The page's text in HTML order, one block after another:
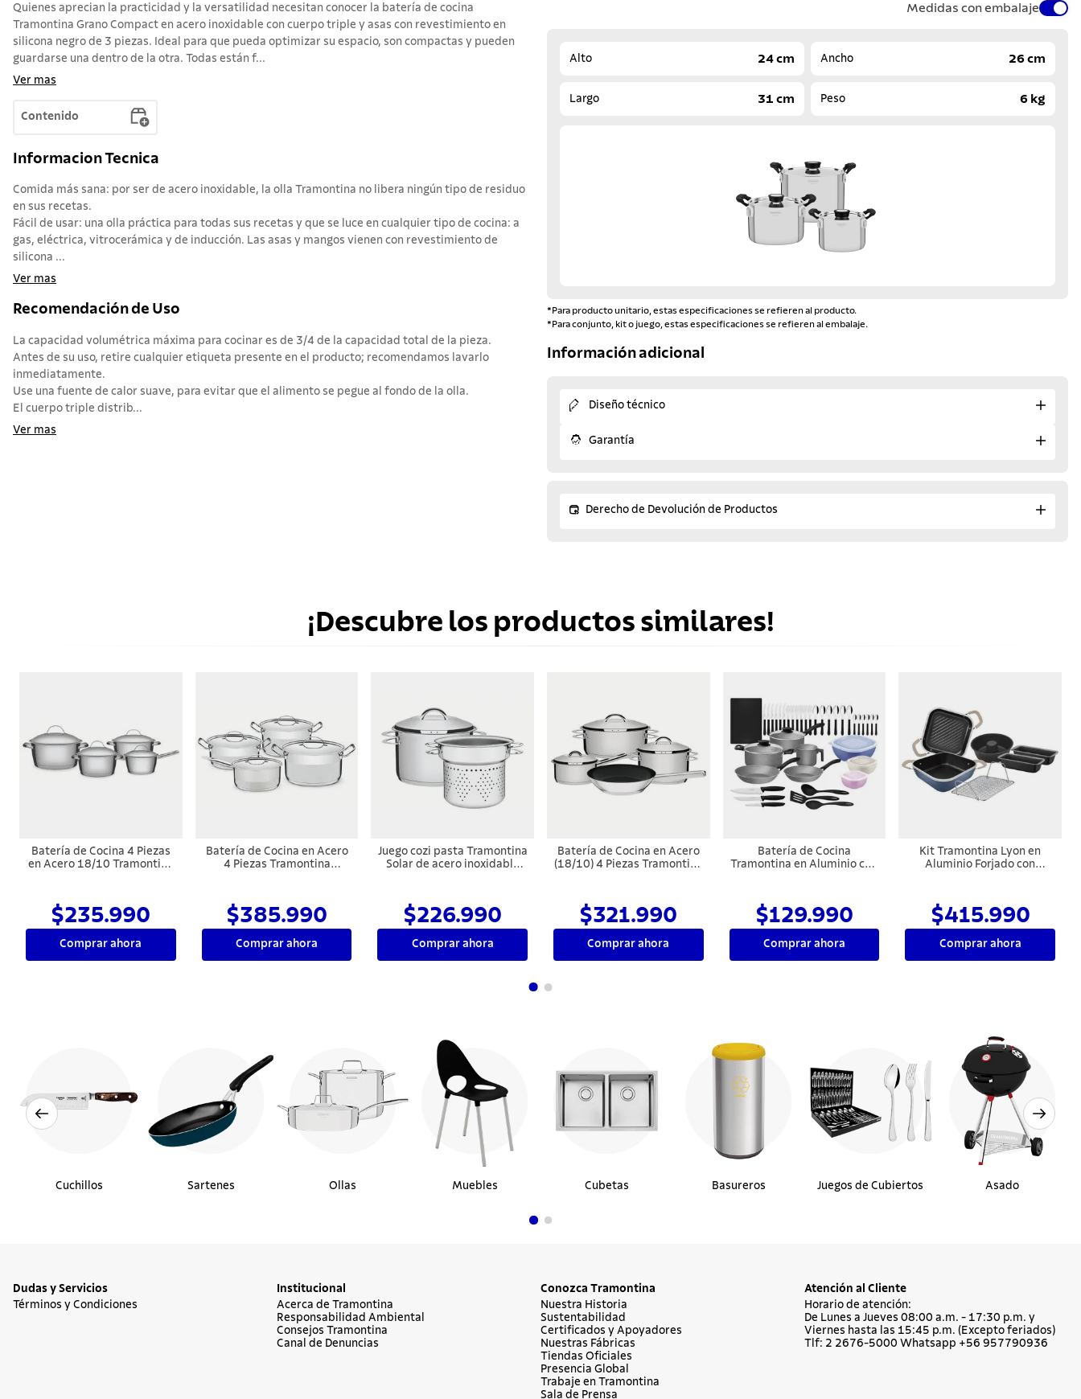
Quienes aprecian la practicidad y la versatilidad necesitan conocer la batería de cocina
Tramontina Grano Compact en acero inoxidable con cuerpo triple y asas con revestimiento en
silicona negro de 3 piezas. Ideal para que pueda optimizar su espacio, son compactas y pueden
guardarse una dentro de la otra. Todas están f...
Ver mas
Contenido
Informacion Tecnica
Comida más sana: por ser de acero inoxidable, la olla Tramontina no libera ningún tipo de residuo
en sus recetas.
Fácil de usar: una olla práctica para todas sus recetas y que se luce en cualquier tipo de cocina: a
gas, eléctrica, vitrocerámica y de inducción. Las asas y mangos vienen con revestimiento de
silicona ...
Ver mas
Recomendación de Uso
La capacidad volumétrica máxima para cocinar es de 3/4 de la capacidad total de la pieza.
Antes de su uso, retire cualquier etiqueta presente en el producto; recomendamos lavarlo
inmediatamente.
Use una fuente de calor suave, para evitar que el alimento se pegue al fondo de la olla.
El cuerpo triple distrib...
Ver mas
Medidas con embalaje
Alto 24 cm Ancho 26 cm
Largo 31 cm Peso 6 kg
*Para producto unitario, estas especificaciones se refieren al producto.
*Para conjunto, kit o juego, estas especificaciones se refieren al embalaje.
Información adicional
Diseño técnico
Garantía
Derecho de Devolución de Productos
¡Descubre los productos similares!
Batería de Cocina 4 Piezas
en Acero 18/10 Tramontina
$235.990
Comprar ahora
Batería de Cocina en Acero
4 Piezas Tramontina
$385.990
Comprar ahora
Juego cozi pasta Tramontina
Solar de acero inoxidable
$226.990
Comprar ahora
Batería de Cocina en Acero
(18/10) 4 Piezas Tramontina
$321.990
Comprar ahora
Batería de Cocina
Tramontina en Aluminio con
Starflon Max Plomo 44
Piezas
$129.990
Comprar ahora
Kit Tramontina Lyon en
Aluminio Forjado con
Starflon High Performance
Azul Elemental 6 Piezas
$415.990
Comprar ahora
Cuchillos Sartenes Ollas Muebles Cubetas Basureros Juegos de Cubiertos Asado
Dudas y Servicios
Términos y Condiciones
Institucional
Acerca de Tramontina
Responsabilidad Ambiental
Consejos Tramontina
Canal de Denuncias
Conozca Tramontina
Nuestra Historia
Sustentabilidad
Certificados y Apoyadores
Nuestras Fábricas
Tiendas Oficiales
Presencia Global
Trabaje en Tramontina
Sala de Prensa
Atención al Cliente
Horario de atención:
De Lunes a Jueves 08:00 a.m. - 17:30 p.m. y
Viernes hasta las 15:45 p.m. (Excepto feriados)
Tlf: 2 2676-5000 Whatsapp +56 957790936